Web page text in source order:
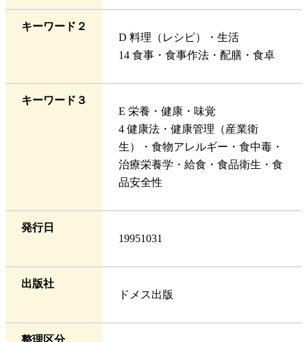
キーワード２
D 料理（レシピ）・生活
14 食事・食事作法・配膳・食卓
キーワード３
E 栄養・健康・味覚
4 健康法・健康管理（産業衛
生）・食物アレルギー・食中毒・
治療栄養学・給食・食品衛生・食
品安全性
発行日
19951031
出版社
ドメス出版